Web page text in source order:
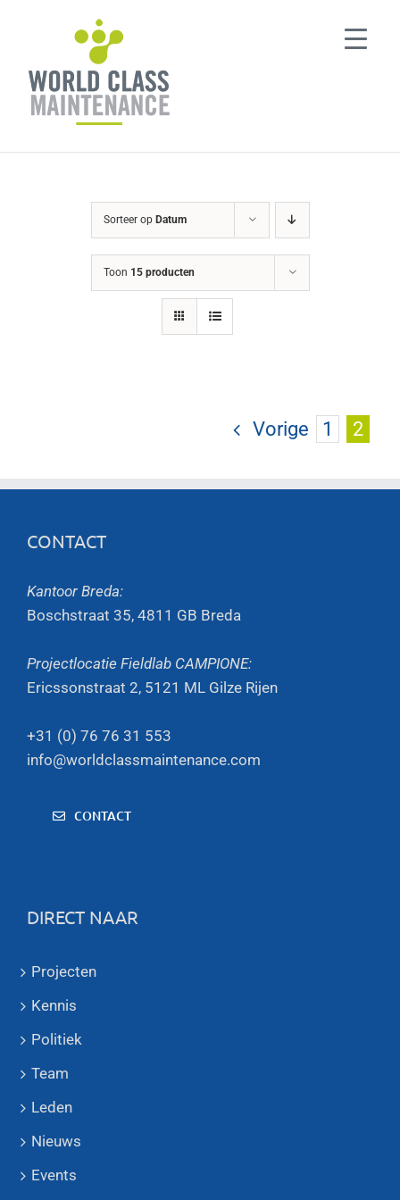
Sorteer op Datum
Toon 15 producten
Vorige 1 2
CONTACT
Kantoor Breda:
Boschstraat 35, 4811 GB Breda
Projectlocatie Fieldlab CAMPIONE:
Ericssonstraat 2, 5121 ML Gilze Rijen
+31 (0) 76 76 31 553
info@worldclassmaintenance.com
CONTACT
DIRECT NAAR
Projecten
Kennis
Politiek
Team
Leden
Nieuws
Events